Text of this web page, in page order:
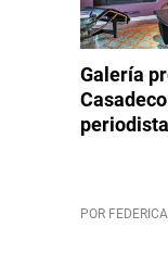
Galería
POR